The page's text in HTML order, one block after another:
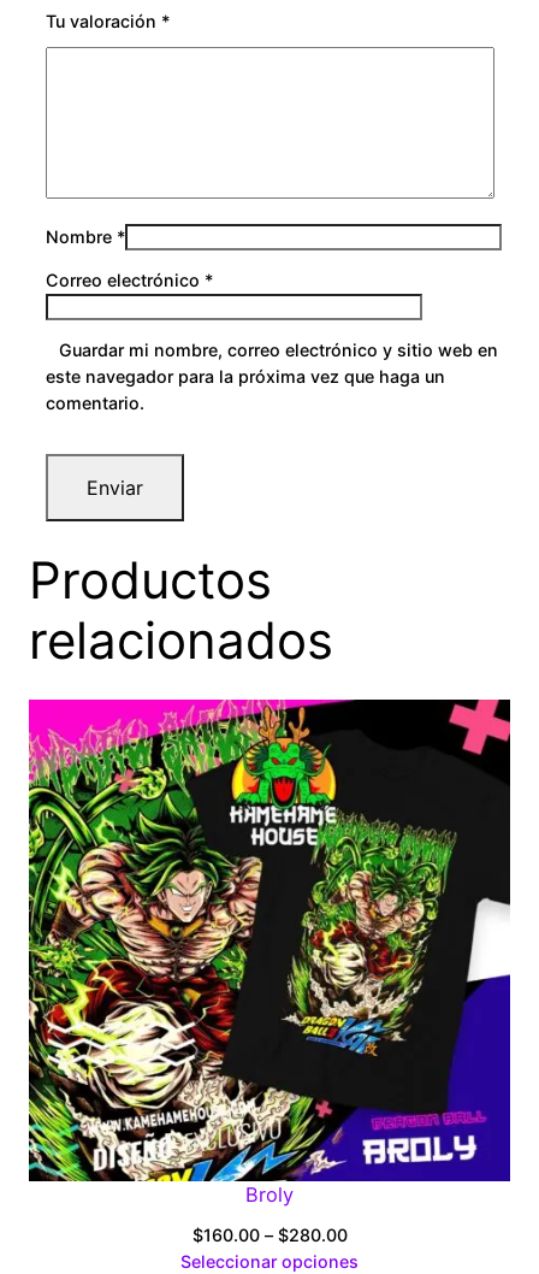
Tu valoración *
Nombre *
Correo electrónico *
Guardar mi nombre, correo electrónico y sitio web en
este navegador para la próxima vez que haga un
comentario.
Productos
relacionados
Broly
$160.00 – $280.00Price
range:
Seleccionar opciones